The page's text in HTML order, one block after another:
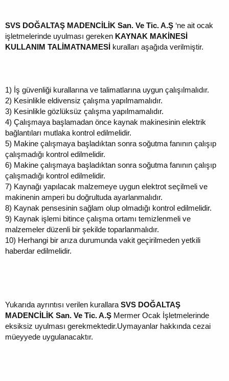
SVS DOĞALTAŞ MADENCİLİK San. Ve Tic. A.Ş ‘ne ait ocak
işletmelerinde uyulması gereken KAYNAK MAKİNESİ
KULLANIM TALİMATNAMESİ kuralları aşağıda verilmiştir.
1) İş güvenliği kurallarına ve talimatlarına uygun çalışılmalıdır.
2) Kesinlikle eldivensiz çalışma yapılmamalıdır.
3) Kesinlikle gözlüksüz çalışma yapılmamalıdır.
4) Çalışmaya başlamadan önce kaynak makinesinin elektrik
bağlantıları mutlaka kontrol edilmelidir.
5) Makine çalışmaya başladıktan sonra soğutma fanının çalışıp
çalışmadığı kontrol edilmelidir.
6) Makine çalışmaya başladıktan sonra soğutma fanının çalışıp
çalışmadığı kontrol edilmelidir.
7) Kaynağı yapılacak malzemeye uygun elektrot seçilmeli ve
makinenin amperi bu doğrultuda ayarlanmalıdır.
8) Kaynak pensesinin sağlam olup olmadığı kontrol edilmelidir.
9) Kaynak işlemi bitince çalışma ortamı temizlenmeli ve
malzemeler düzenli bir şekilde toparlanmalıdır.
10) Herhangi bir arıza durumunda vakit geçirilmeden yetkili
haberdar edilmelidir.
Yukarıda ayrıntısı verilen kurallara SVS DOĞALTAŞ
MADENCİLİK San. Ve Tic. A.Ş Mermer Ocak İşletmelerinde
eksiksiz uyulması gerekmektedir.Uymayanlar hakkında cezai
müeyyede uygulanacaktır.